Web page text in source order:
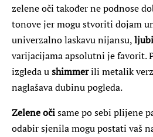
zelene oči također ne podnose
tonove jer mogu stvoriti dojam
univerzalno laskavu nijansu,
varijacijama apsolutni je favorit.
izgleda ushimmerili metalik
naglašava dubinu pogleda.
Zelene očisame po sebi plijene
odabir sjenila mogu postati vaš